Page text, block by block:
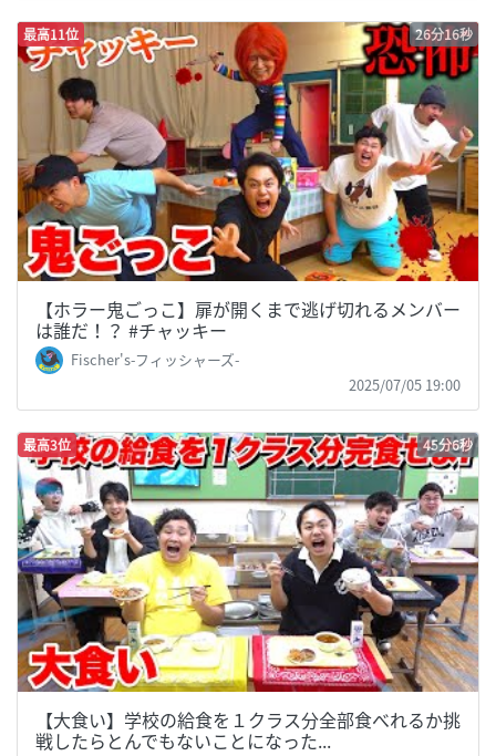
最高11位 26分16秒
【ホラー鬼ごっこ】扉が開くまで逃げ切れるメンバー
は誰だ！？ #チャッキー
Fischer's-フィッシャーズ-
2025/07/05 19:00
最高3位 45分6秒
【大食い】学校の給食を１クラス分全部食べれるか挑
戦したらとんでもないことになった...